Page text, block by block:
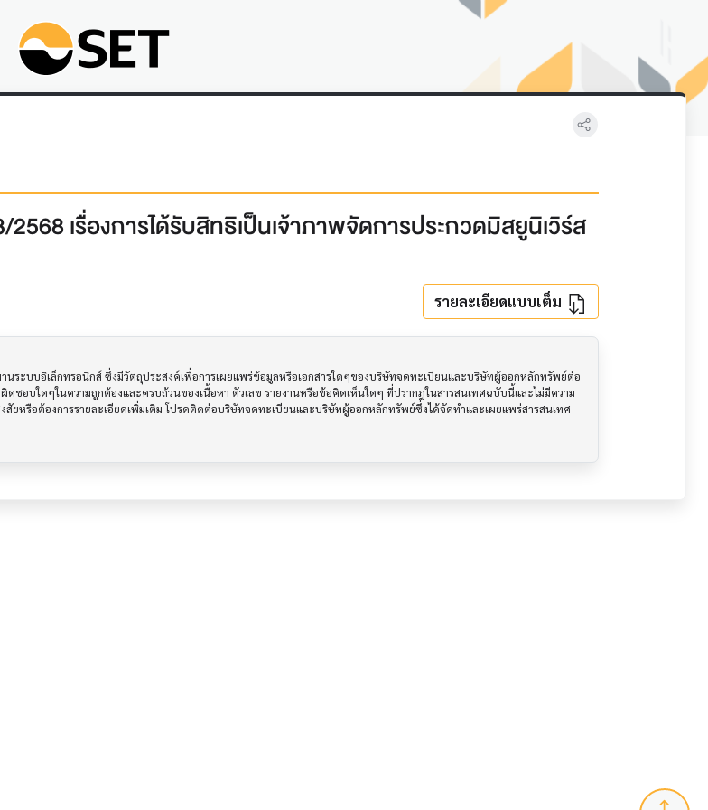
เรื่องการได้รับสิทธิเป็นเจ้าภาพจัดการประกวดมิสยูนิเวิร์ส
รายละเอียดแบบเต็ม
ะบบอิเล็กทรอนิกส์ ซึ่งมีวัตถุประสงค์เพื่อการเผยแพร่ข้อมูลหรือเอกสารใดๆของบริษัทจดทะเบียนและบริษัทผู้ออกหลักทรัพย์ต่อ
ชอบใดๆในความถูกต้องและครบถ้วนของเนื้อหา ตัวเลข รายงานหรือข้อคิดเห็นใดๆ ที่ปรากฎในสารสนเทศฉบับนี้และไม่มีความ
ยหรือต้องการรายละเอียดเพิ่มเติม โปรดติดต่อบริษัทจดทะเบียนและบริษัทผู้ออกหลักทรัพย์ซึ่งได้จัดทำและเผยแพร่สารสนเทศ